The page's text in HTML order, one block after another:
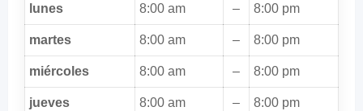
lunes 8:00 am – 8:00 pm
martes 8:00 am – 8:00 pm
miércoles 8:00 am – 8:00 pm
jueves 8:00 am – 8:00 pm